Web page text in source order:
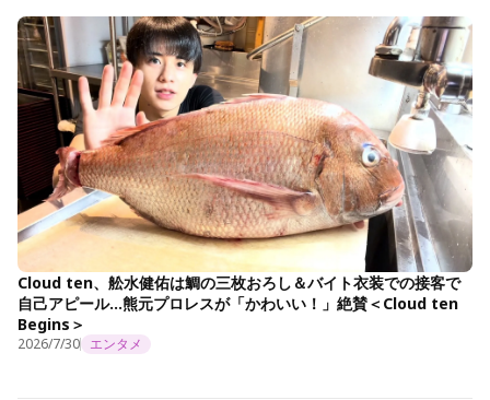
Cloud ten、舩水健佑は鯛の三枚おろし＆バイト衣装での接客で
自己アピール…熊元プロレスが「かわいい！」絶賛＜Cloud ten
Begins＞
2026/7/30 エンタメ